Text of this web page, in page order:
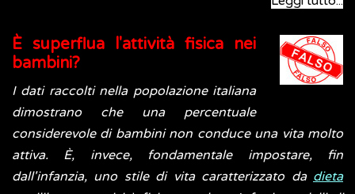
È superflua l'attività fisica nei
bambini?
I dati raccolti nella popolazione italiana
dimostrano che una percentuale
considerevole di bambini non conduce una vita molto
attiva. È, invece, fondamentale impostare, fin
dall'infanzia, uno stile di vita caratterizzato da dieta